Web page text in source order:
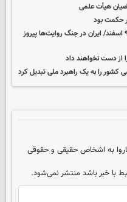
هیأت علمی
حکمت بود
خنثی‌سازی دروغ بزرگ غرب با رمزگشایی ۹ اسفند/ ایران در جنگ روایت‌ها پیروز
کشور را به یک راهبرد ملی تبدیل کرد
به اشخاص حقیقی و حقوقی
با خبر باشد منتشر نمی‌شود.